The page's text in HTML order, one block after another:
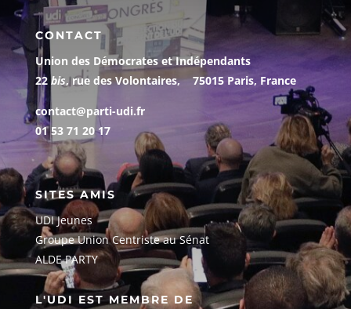
CONTACT
Union des Démocrates et Indépendants
22 bis, rue des Volontaires, 75015 Paris, France
contact@parti-udi.fr
01 53 71 20 17
SITES AMIS
UDI Jeunes
Groupe Union Centriste au Sénat
ALDE PARTY
L'UDI EST MEMBRE DE